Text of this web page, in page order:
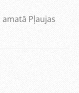
Pļaujas